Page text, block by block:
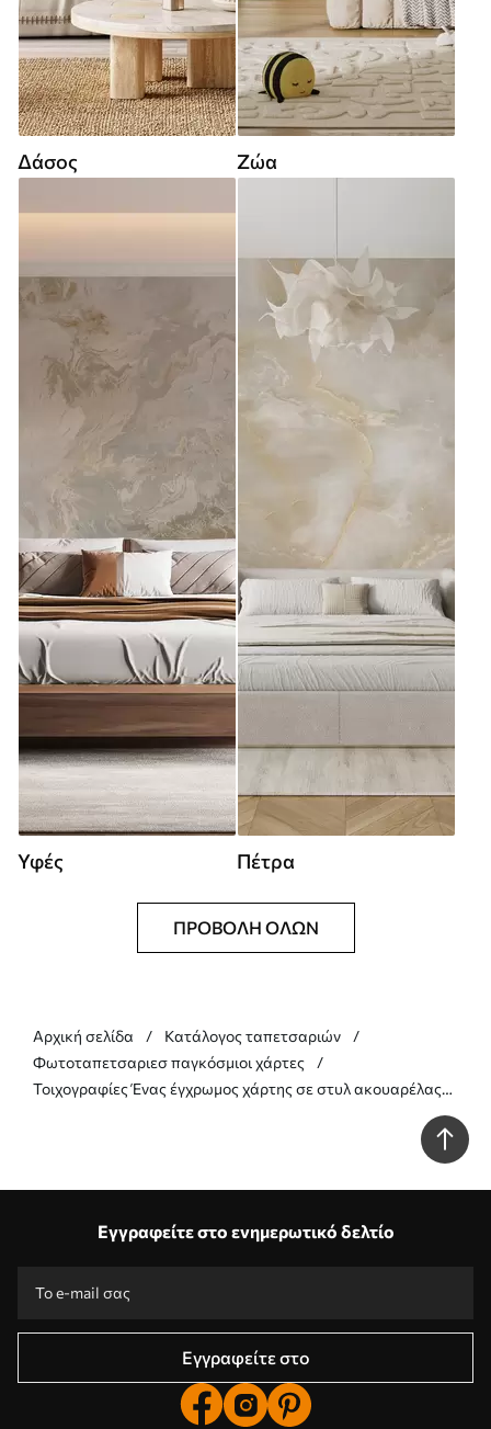
Δάσος Ζώα
Υφές Πέτρα
ΠΡΟΒΟΛΉ ΌΛΩΝ
Αρχική σελίδα
Κατάλογος ταπετσαριών
Φωτοταπετσαριεσ παγκόσμιοι χάρτες
Τοιχογραφίες Ένας έγχρωμος χάρτης σε στυλ ακουαρέλας
Εγγραφείτε στο ενημερωτικό δελτίο
Εγγραφείτε στο